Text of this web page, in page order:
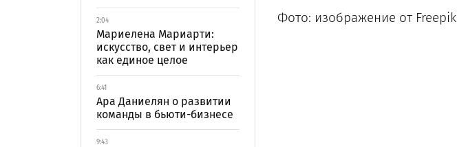
2:04
Мариелена Мариарти:
искусство, свет и интерьер
как единое целое
6:41
Ара Даниелян о развитии
команды в бьюти-бизнесе
9:43
Фото: изображение от Freepik